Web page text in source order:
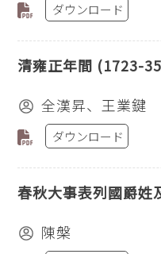
ダウンロード
清雍正年間 (1723-
全漢昇、王業鍵
ダウンロード
春秋大事表列國爵姓
陳槃